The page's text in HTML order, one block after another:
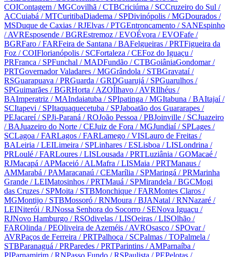
COIContagem / MGCovilhã / CTBCriciúma / SCCruzeiro do Sul /
ACCuiabá / MTCuritibaDiadema / SPDivinópolis / MGDourados /
MSDuque de Caxias / RJElvas / PTGEntroncamento / SANEspinho
/ AVREsposende / BGREstremoz / EVOÉvora / EVOFafe /
BGRFaro / FARFeira de Santana / BAFelgueiras / PRTFigueira da
Foz / COIFlorianópolis / SCFortaleza / CEFoz do Iguaçu /
PRFranca / SPFunchal / MADFundão / CTBGoiâniaGondomar/
PRTGovernador Valadares / MGGrândola / STBGravataí/
RSGuarapuava / PRGuarda / GRDGuarujá / SPGuarulhos /
SPGuimarães / BGRHorta / AZOÍlhavo / AVRIlhéus /
BAImperatriz / MAIndaiatuba / SPIpatinga / MGItabuna / BAItajaí/
SCItapevi / SPItaquaquecetuba / SPJaboatão dos Guararapes /
PEJacareí/ SPJi-Paraná / ROJoão Pessoa / PBJoinville / SCJuazeiro
/ BAJuazeiro do Norte / CEJuiz de Fora / MGJundiaí/ SPLages /
SCLagoa / FARLagos / FARLamego / VISLauro de Freitas /
BALeiria / LEILimeira / SPLinhares / ESLisboa / LISLondrina /
PRLoulé / FARLoures / LISLousada / PRTLuziânia / GOMacaé /
RJMacapá / APMaceió / ALMafra / LISMaia / PRTManaus /
AMMarabá / PAMaracanaú / CEMarília / SPMaringá / PRMarinha
Grande / LEIMatosinhos / PRTMauá / SPMirandela / BGCMogi
das Cruzes / SPMoita / STBMonchique / FARMontes Claros /
MGMontijo / STBMossoró / RNMoura / BJANatal / RNNazaré /
LEINiterói / RJNossa Senhora do Socorro / SENova Iguaçu /
RJNovo Hamburgo / RSOdivelas / LISOeiras / LISOlhão /
FAROlinda / PEOliveira de Azeméis / AVROsasco / SPOvar/
AVRPaços de Ferreira / PRTPalhoça / SCPalmas / TOPalmela /
STBParanaguá / PRParedes / PRTParintins / AMParnaíba /